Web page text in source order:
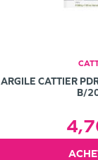
ARGILE CATTIER
B/